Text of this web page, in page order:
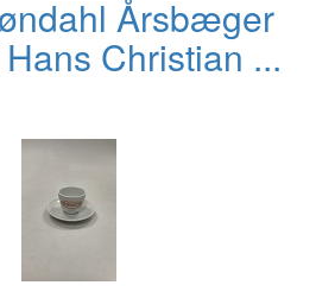
Årsbæger
Christian ...